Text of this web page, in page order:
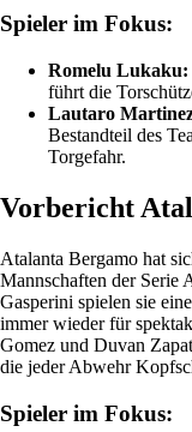
Spieler im Fokus:
Romelu Lukaku:
führt die
Lautaro
Bestandteil des
Torgefahr.
Vorbericht
Atalanta Bergamo hat
Mannschaften der Serie
Gasperini spielen sie
immer wieder für
Gomez und Duvan
die jeder Abwehr
Spieler im Fokus: